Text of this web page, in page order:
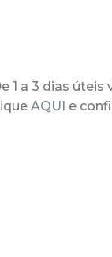
1 a 3 dias úteis
AQUI e